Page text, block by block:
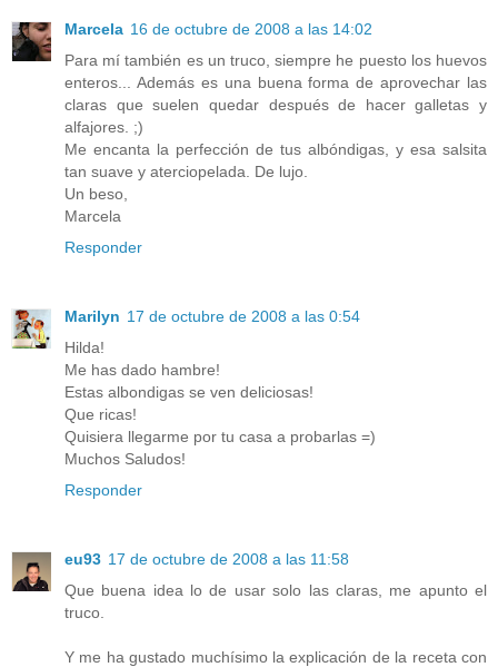
Marcela 16 de octubre de 2008 a las 14:02
Para mí también es un truco, siempre he puesto los huevos
enteros... Además es una buena forma de aprovechar las
claras que suelen quedar después de hacer galletas y
alfajores. ;)
Me encanta la perfección de tus albóndigas, y esa salsita
tan suave y aterciopelada. De lujo.
Un beso,
Marcela
Responder
Marilyn 17 de octubre de 2008 a las 0:54
Hilda!
Me has dado hambre!
Estas albondigas se ven deliciosas!
Que ricas!
Quisiera llegarme por tu casa a probarlas =)
Muchos Saludos!
Responder
eu93 17 de octubre de 2008 a las 11:58
Que buena idea lo de usar solo las claras, me apunto el
truco.
Y me ha gustado muchísimo la explicación de la receta con